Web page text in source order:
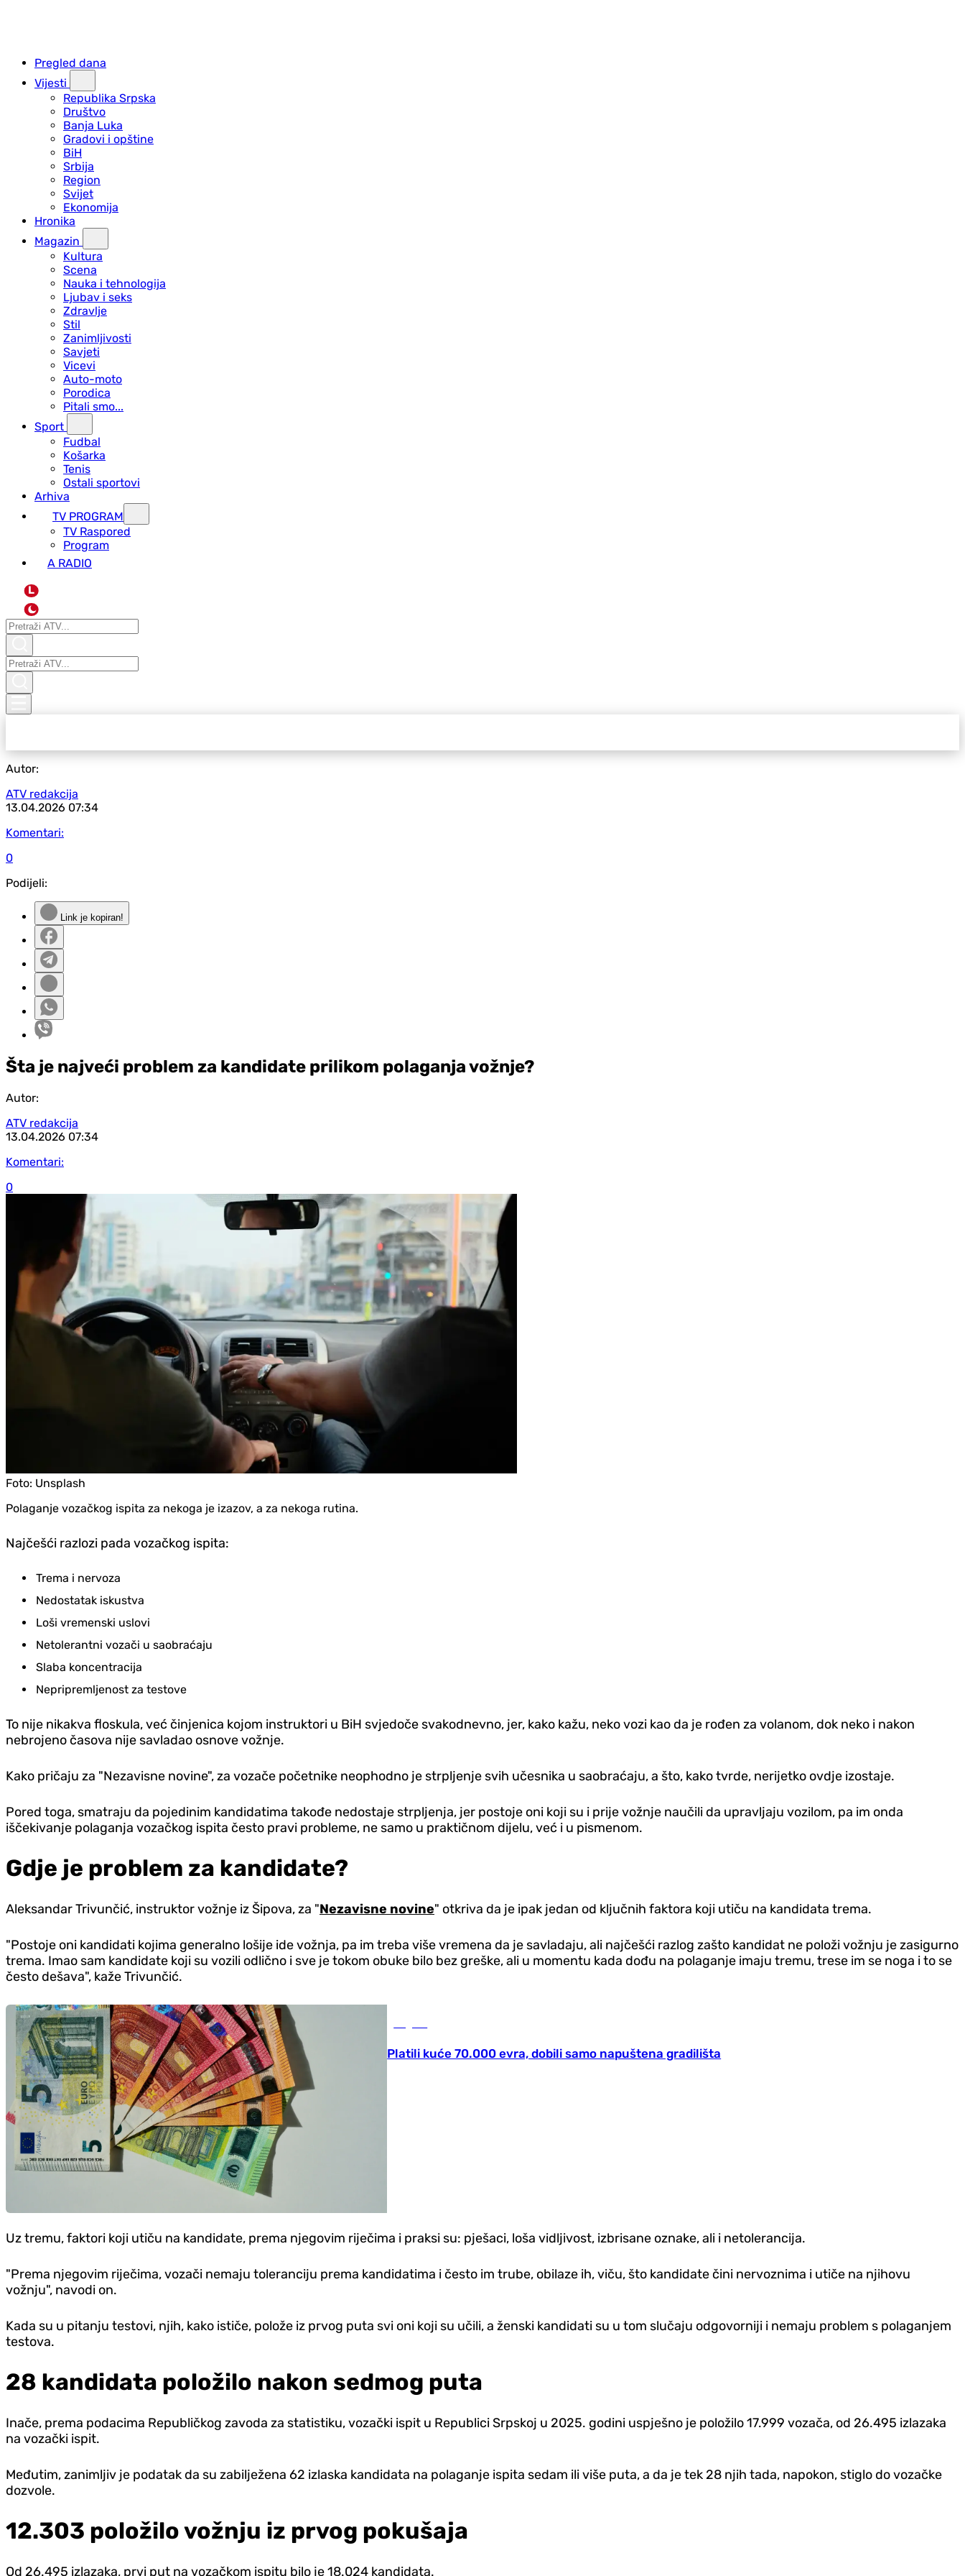
Pregled dana
Vijesti
Republika Srpska
Društvo
Banja Luka
Gradovi i opštine
BiH
Srbija
Region
Svijet
Ekonomija
Hronika
Magazin
Kultura
Scena
Nauka i tehnologija
Ljubav i seks
Zdravlje
Stil
Zanimljivosti
Savjeti
Vicevi
Auto-moto
Porodica
Pitali smo...
Sport
Fudbal
Košarka
Tenis
Ostali sportovi
Arhiva
TV PROGRAM
ТV Raspored
Program
A RADIO
L
Autor:
ATV redakcija
13.04.2026 07:34
Komentari:
0
Podijeli:
Link je kopiran!
Šta je najveći problem za kandidate prilikom polaganja vožnje?
Autor:
ATV redakcija
13.04.2026 07:34
Komentari:
0
Foto: Unsplash
Polaganje vozačkog ispita za nekoga je izazov, a za nekoga rutina.
Najčešći razlozi pada vozačkog ispita:
Trema i nervoza
Nedostatak iskustva
Loši vremenski uslovi
Netolerantni vozači u saobraćaju
Slaba koncentracija
Nepripremljenost za testove
To nije nikakva floskula, već činjenica kojom instruktori u BiH svjedoče svakodnevno, jer, kako kažu, neko vozi kao da je rođen za volanom, dok neko i nakon
nebrojeno časova nije savladao osnove vožnje.
Kako pričaju za "Nezavisne novine", za vozače početnike neophodno je strpljenje svih učesnika u saobraćaju, a što, kako tvrde, nerijetko ovd‌je izostaje.
Pored toga, smatraju da pojedinim kandidatima takođe nedostaje strpljenja, jer postoje oni koji su i prije vožnje naučili da upravljaju vozilom, pa im onda
iščekivanje polaganja vozačkog ispita često pravi probleme, ne samo u praktičnom dijelu, već i u pismenom.
Gd‌je je problem za kandidate?
Aleksandar Trivunčić, instruktor vožnje iz Šipova, za "Nezavisne novine" otkriva da je ipak jedan od ključnih faktora koji utiču na kandidata trema.
"Postoje oni kandidati kojima generalno lošije ide vožnja, pa im treba više vremena da je savladaju, ali najčešći razlog zašto kandidat ne položi vožnju je zasigurno
trema. Imao sam kandidate koji su vozili odlično i sve je tokom obuke bilo bez greške, ali u momentu kada dođu na polaganje imaju tremu, trese im se noga i to se
često dešava", kaže Trivunčić.
Platili kuće 70.000 evra, dobili samo napuštena gradilišta
Uz tremu, faktori koji utiču na kandidate, prema njegovim riječima i praksi su: pješaci, loša vidljivost, izbrisane oznake, ali i netolerancija.
"Prema njegovim riječima, vozači nemaju toleranciju prema kandidatima i često im trube, obilaze ih, viču, što kandidate čini nervoznima i utiče na njihovu
vožnju", navodi on.
Kada su u pitanju testovi, njih, kako ističe, polože iz prvog puta svi oni koji su učili, a ženski kandidati su u tom slučaju odgovorniji i nemaju problem s polaganjem
testova.
28 kandidata položilo nakon sedmog puta
Inače, prema podacima Republičkog zavoda za statistiku, vozački ispit u Republici Srpskoj u 2025. godini uspješno je položilo 17.999 vozača, od 26.495 izlazaka
na vozački ispit.
Međutim, zanimljiv je podatak da su zabilježena 62 izlaska kandidata na polaganje ispita sedam ili više puta, a da je tek 28 njih tada, napokon, stiglo do vozačke
dozvole.
12.303 položilo vožnju iz prvog pokušaja
Od 26.495 izlazaka, prvi put na vozačkom ispitu bilo je 18.024 kandidata.